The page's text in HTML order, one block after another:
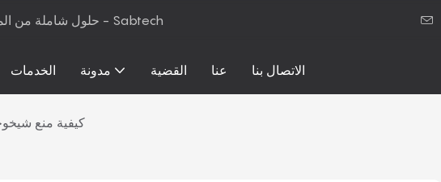
حلول شاملة من المواد الخام إلى معدات الإنتاج لرغوة البولي يوريثان والمراتب - Sabtech
الخدمات مدونة القضية عنا الاتصال بنا
كيفية منع